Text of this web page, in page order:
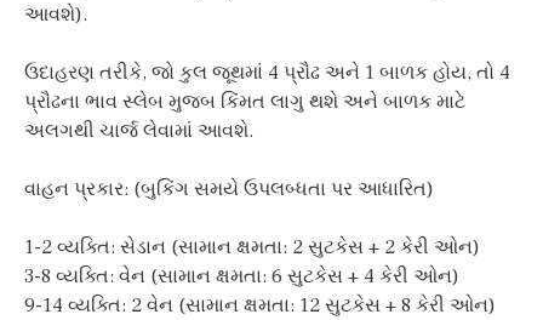
આવશે).
ઉદાહરણ તરીકે, જો કુલ જૂથમાં 4 પ્રૌઢ અને 1 બાળક હોય, તો 4
પ્રૌઢના ભાવ સ્લેબ મુજબ કિંમત લાગુ થશે અને બાળક માટે
અલગથી ચાર્જ લેવામાં આવશે.
વાહન પ્રકાર: (બુકિંગ સમયે ઉપલબ્ધતા પર આધારિત)
1-2 વ્યક્તિ: સેડાન (સામાન ક્ષમતા: 2 સુટકેસ + 2 કેરી ઓન)
3-8 વ્યક્તિ: વેન (સામાન ક્ષમતા: 6 સુટકેસ + 4 કેરી ઓન)
9-14 વ્યક્તિ: 2 વેન (સામાન ક્ષમતા: 12 સુટકેસ + 8 કેરી ઓન)